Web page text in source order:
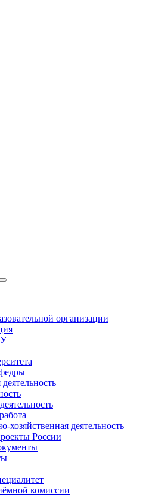
организации
хозяйственная деятельность
России
комиссии